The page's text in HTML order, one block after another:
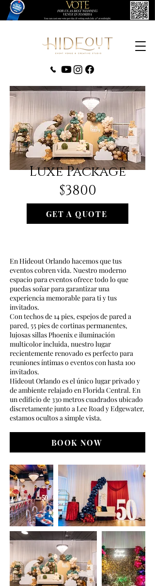
(407) 279-0980
Luxe Package
$3800
GET A QUOTE
En Hideout Orlando hacemos que tus
eventos cobren vida. Nuestro moderno
espacio para eventos ofrece todo lo que
puedas soñar para garantizar una
experiencia memorable para ti y tus
invitados.
Con techos de 14 pies, espejos de pared a
pared, 55 pies de cortinas permanentes,
lujosas sillas Phoenix e iluminación
multicolor incluida, nuestro lugar
recientemente renovado es perfecto para
reuniones íntimas o eventos con hasta 100
invitados.
Hideout Orlando es el único lugar privado y
de ambiente relajado en Florida Central. En
un edificio de 330 metros cuadrados ubicado
discretamente junto a Lee Road y Edgewater,
estamos ocultos a simple vista.
BOOK NOW